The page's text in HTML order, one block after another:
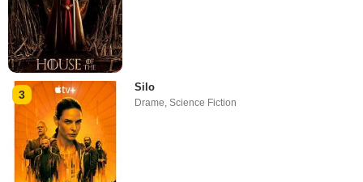
3
Silo
Drame,Science Fiction